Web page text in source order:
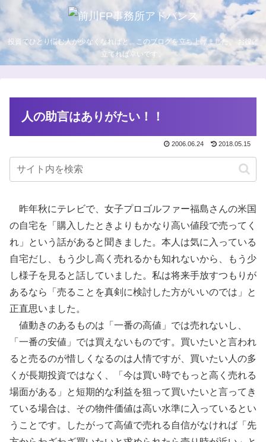
投資でひとり悩む人が少なくなればと、このブログを立ち上げました。 お役に
立てれば幸いです。
人の助言はありがたい！！
2006.06.24 2018.05.15
昨年秋にテレビで、女子プロゴルファー福島さんの米国
の自宅を「購入したときよりもかなり高い値段で売ってく
れ」という話があると聞きました。本人は気に入っている
自宅だし、もう少し高く売れるかも知れないから、もう少
し様子を見ると話していました。私は将来手放すつもりが
あるなら「売ることを真剣に検討した方がいいのでは」と
正直思いました。
値動きのあるものは「一番の高値」では売れないし、
「一番の安値」では買えないものです。買いたいと言われ
ると売るのが惜しくなるのは人情ですが、買いたい人の多
くが長期投資ではなく、「今は買い時でもっと高く売れる
場面がある」と短期的な利益を狙って買いたいと言ってき
ている場合は、その物件価値は高い水準に入っているとい
うことです。したがって高値で売れる自信がなければ「先